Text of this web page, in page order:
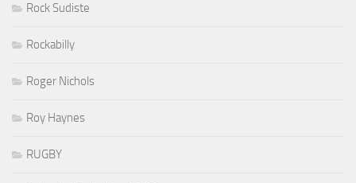
Rock Sudiste
Rockabilly
Roger Nichols
Roy Haynes
RUGBY